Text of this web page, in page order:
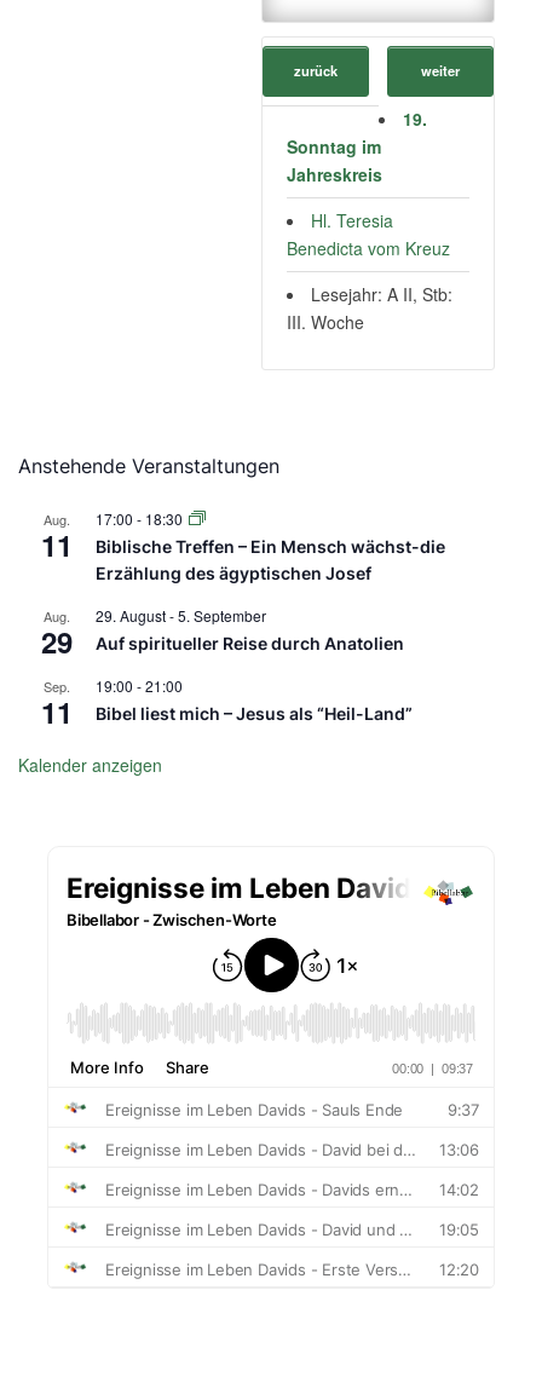
zurück weiter
19.
Sonntag im
Jahreskreis
Hl. Teresia
Benedicta vom Kreuz
Lesejahr: A II, Stb:
III. Woche
Anstehende Veranstaltungen
Aug.
11
17:00 - 18:30
Biblische Treffen – Ein Mensch wächst-die
Erzählung des ägyptischen Josef
Aug.
29
29. August-5. September
Auf spiritueller Reise durch Anatolien
Sep.
11
19:00 -21:00
Bibel liest mich – Jesus als “Heil-Land”
Kalender anzeigen